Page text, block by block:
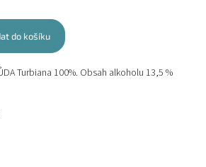
do košíku
Turbiana 100%. Obsah alkoholu 13,5 %